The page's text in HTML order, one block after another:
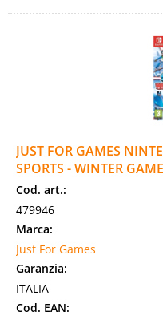
JUST FOR GAMES
SPORTS - WINTER
Cod. art.:
479946
Marca:
Just For Games
Garanzia:
ITALIA
Cod. EAN: